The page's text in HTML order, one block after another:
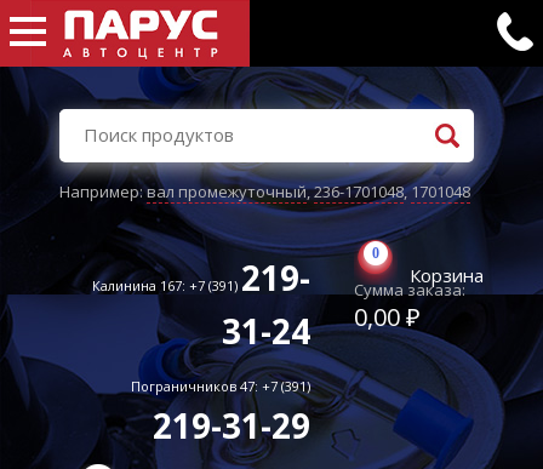
Например:вал промежуточный,236-1701048,1701048
Калинина 167: +7 (391) 219-
31-24
Пограничников 47: +7 (391)
219-31-29
0
Корзина
Сумма заказа:
0,00 ₽